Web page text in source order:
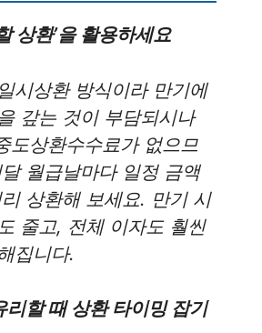
상환’을 활용하세요
시상환 방식이라 만기에
갚는 것이 부담되시나
도상환수수료가 없으므
달 월급날마다 일정 금액
상환해 보세요. 만기 시
줄고, 전체 이자도 훨씬
집니다.
리할 때 상환 타이밍 잡기